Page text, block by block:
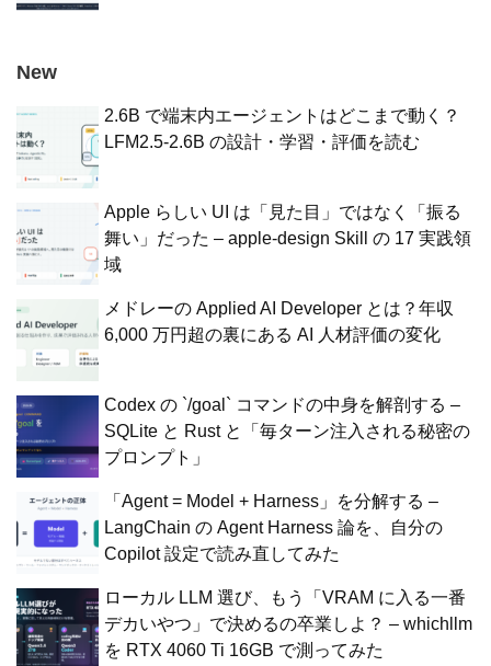
New
2.6B で端末内エージェントはどこまで動く？
LFM2.5-2.6B の設計・学習・評価を読む
Apple らしい UI は「見た目」ではなく「振る
舞い」だった – apple-design Skill の 17 実践領
域
メドレーの Applied AI Developer とは？年収
6,000 万円超の裏にある AI 人材評価の変化
Codex の `/goal` コマンドの中身を解剖する –
SQLite と Rust と「毎ターン注入される秘密の
プロンプト」
「Agent = Model + Harness」を分解する –
LangChain の Agent Harness 論を、自分の
Copilot 設定で読み直してみた
ローカル LLM 選び、もう「VRAM に入る一番
デカいやつ」で決めるの卒業しよ？ – whichllm
を RTX 4060 Ti 16GB で測ってみた